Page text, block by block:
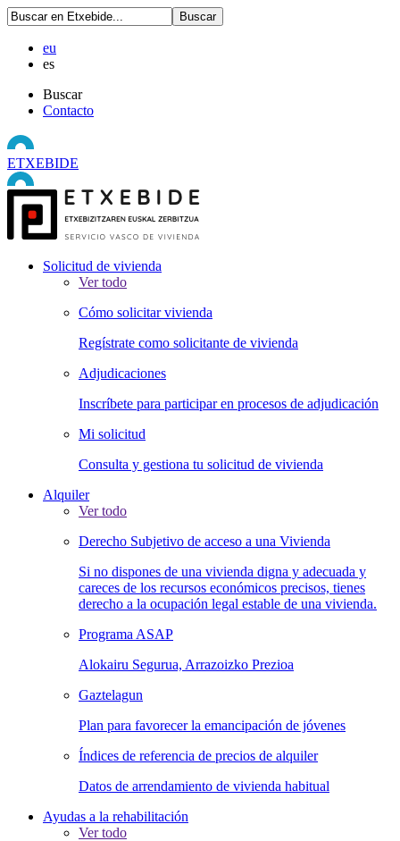
eu
es
Buscar
Contacto
ETXEBIDE
Solicitud de vivienda
Ver todo
Cómo solicitar vivienda
Regístrate como solicitante de vivienda
Adjudicaciones
Inscríbete para participar en procesos de adjudicación
Mi solicitud
Consulta y gestiona tu solicitud de vivienda
Alquiler
Ver todo
Derecho Subjetivo de acceso a una Vivienda
Si no dispones de una vivienda digna y adecuada y
careces de los recursos económicos precisos, tienes
derecho a la ocupación legal estable de una vivienda.
Programa ASAP
Alokairu Segurua, Arrazoizko Prezioa
Gaztelagun
Plan para favorecer la emancipación de jóvenes
Índices de referencia de precios de alquiler
Datos de arrendamiento de vivienda habitual
Ayudas a la rehabilitación
Ver todo